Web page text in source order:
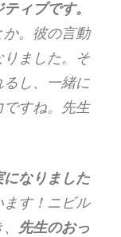
ィブです。
。彼の言動
ました。そ
し、一緒に
ですね。先生
になりました
ます！ニビル
先生のおっ